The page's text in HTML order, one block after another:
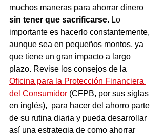
muchos maneras para ahorrar dinero
sin tener que sacrificarse. Lo
importante es hacerlo constantemente,
aunque sea en pequeños montos, ya
que tiene un gran impacto a largo
plazo. Revise los consejos de la
Oficina para la Protección Financiera
del Consumidor (CFPB, por sus siglas
en inglés),  para hacer del ahorro parte
de su rutina diaria y pueda desarrollar
así una estrategia de como ahorrar